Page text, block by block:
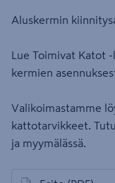
Aluskermin
Lue Toimivat Katot
kermien
Valikoimastamme
kattotarvikkeet.
ja myymälässä.